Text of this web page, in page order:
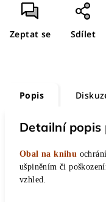
Zeptat se Sdílet
Popis
Detailní popis
Obal na knihu
ušpiněním či
vzhled.